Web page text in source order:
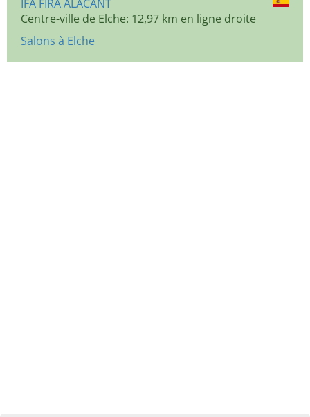
IFA FIRA ALACANT
Centre-ville de Elche: 12,97 km en ligne droite
Salons à Elche